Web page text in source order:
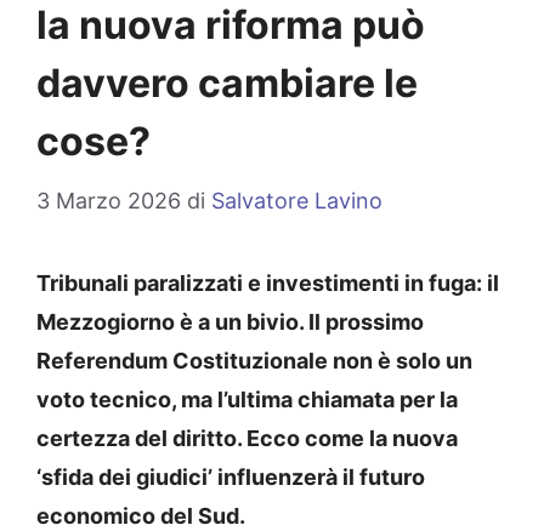
la nuova riforma può
davvero cambiare le
cose?
3 Marzo 2026 di Salvatore Lavino
Tribunali paralizzati e investimenti in fuga: il
Mezzogiorno è a un bivio. Il prossimo
Referendum Costituzionale non è solo un
voto tecnico, ma l’ultima chiamata per la
certezza del diritto. Ecco come la nuova
‘sfida dei giudici’ influenzerà il futuro
economico del Sud.